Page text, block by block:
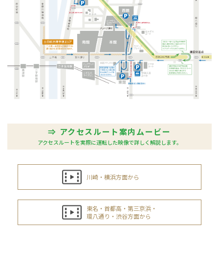
⇒ アクセスルート案内ムービー
アクセスルートを実際に運転した映像で詳しく解説します。
川崎・横浜方面から
東名・首都高・第三京浜・
環八通り・渋谷方面から